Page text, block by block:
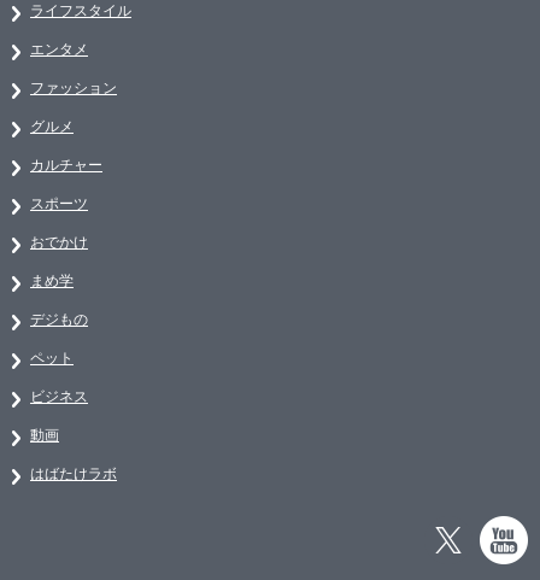
ライフスタイル
エンタメ
ファッション
グルメ
カルチャー
スポーツ
おでかけ
まめ学
デジもの
ペット
ビジネス
動画
はばたけラボ